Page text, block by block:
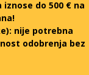
do 500 € na
nije potrebna
odobrenja bez